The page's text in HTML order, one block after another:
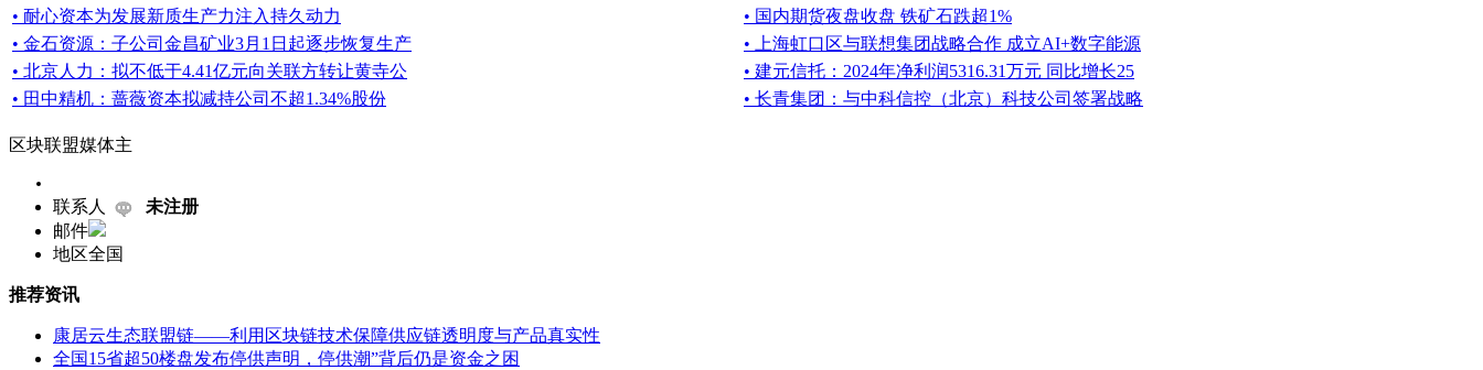
• 耐心资本为发展新质生产力注入持久动力
• 国内期货夜盘收盘 铁矿石跌超1%
• 金石资源：子公司金昌矿业3月1日起逐步恢复生产
• 上海虹口区与联想集团战略合作 成立AI+数字能源
• 北京人力：拟不低于4.41亿元向关联方转让黄寺公
• 建元信托：2024年净利润5316.31万元 同比增长25
• 田中精机：蔷薇资本拟减持公司不超1.34%股份
• 长青集团：与中科信控（北京）科技公司签署战略
区块联盟媒体主
联系人
未注册
邮件
地区全国
推荐资讯
康居云生态联盟链——利用区块链技术保障供应链透明度与产品真实性
全国15省超50楼盘发布停供声明，停供潮”背后仍是资金之困